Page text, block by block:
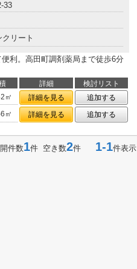
33
リート
利。高田町調剤薬局まで徒歩6分
詳細
検討リスト
㎡ 詳細を見る
追加する
㎡ 詳細を見る 追加する
件数1件 空き数2件 1-1件表示